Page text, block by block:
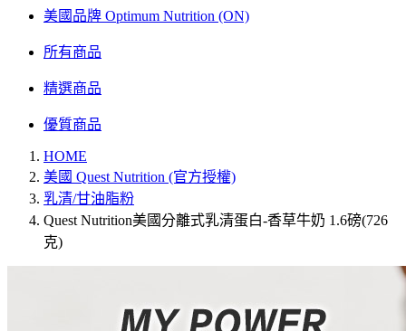
美國品牌 Optimum Nutrition (ON)
所有商品
精選商品
優質商品
HOME
美國 Quest Nutrition (官方授權)
乳清/甘油脂粉
Quest Nutrition美國分離式乳清蛋白-香草牛奶 1.6磅(726
克)